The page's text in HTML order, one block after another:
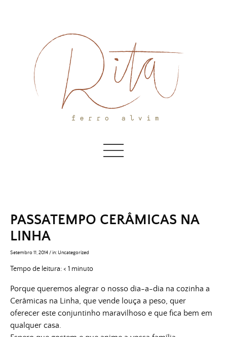
PASSATEMPO CERÂMICAS NA
LINHA
Setembro 11, 2014/in: Uncategorized
Tempo de leitura:< 1 minuto
Porque queremos alegrar o nosso dia-a-dia na cozinha a
Cerâmicas na Linha, que vende louça a peso, quer
oferecer este conjuntinho maravilhoso e que fica bem em
qualquer casa.